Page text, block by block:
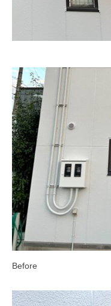
Before